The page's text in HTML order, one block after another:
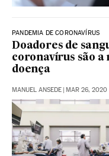
PANDEMIA DE CORONAVÍRUS
Doadores de
coronavírus são a
doença
MANUEL ANSEDE | MAR 26, 2020